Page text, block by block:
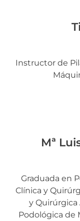
Instructor de
Mª
Graduada en
Clínica y
y Quirúrgica
Podológica de